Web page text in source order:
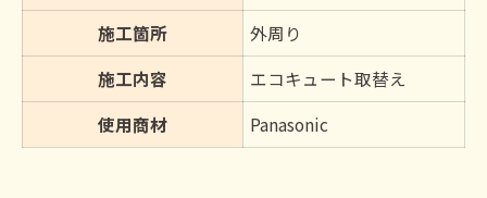
施工箇所
外周り
施工内容
エコキュート取替え
使用商材
Panasonic